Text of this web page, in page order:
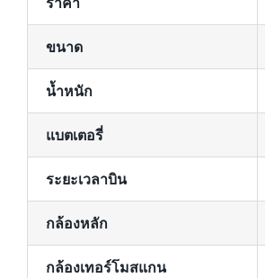
ขนาด
น้ำหนัก
แบตเตอรี่
ระยะเวลาบิน
กล้องหลัก
กล้องเทอร์โมสแกน